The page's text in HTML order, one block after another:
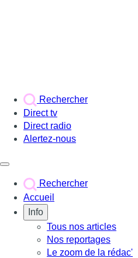
Rechercher
Direct tv
Direct radio
Alertez-nous
Rechercher
Accueil
Info
Tous nos articles
Nos reportages
Le zoom de la rédac'